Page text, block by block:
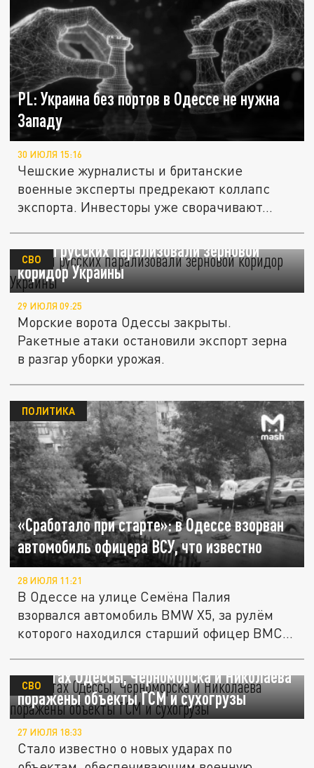
PL: Украина без портов в Одессе не нужна
Западу
30 ИЮЛЯ 15:16
Чешские журналисты и британские
военные эксперты предрекают коллапс
экспорта. Инвесторы уже сворачивают...
Удары русских парализовали зерновой
коридор Украины
СВО
29 ИЮЛЯ 09:25
Морские ворота Одессы закрыты.
Ракетные атаки остановили экспорт зерна
в разгар уборки урожая.
«Сработало при старте»: в Одессе взорван
автомобиль офицера ВСУ, что известно
ПОЛИТИКА
28 ИЮЛЯ 11:21
В Одессе на улице Семёна Палия
взорвался автомобиль BMW X5, за рулём
которого находился старший офицер ВМС...
В портах Одессы, Черноморска и Николаева
поражены объекты ГСМ и сухогрузы
СВО
27 ИЮЛЯ 18:33
Стало известно о новых ударах по